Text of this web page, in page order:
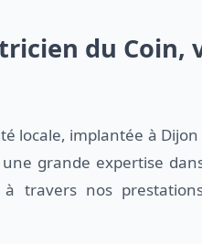
du Coin,
locale, implantée à
grande expertise
travers nos